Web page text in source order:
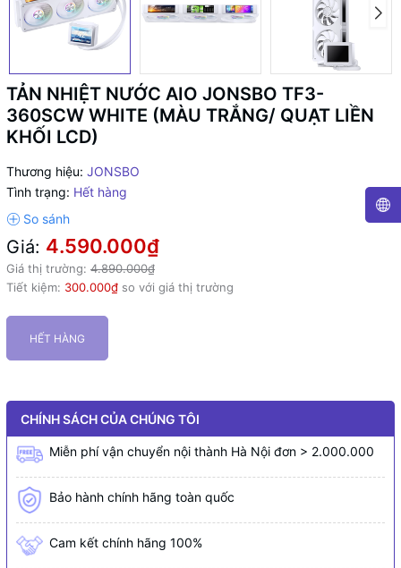
TẢN NHIỆT NƯỚC AIO JONSBO TF3-
360SCW WHITE (MÀU TRẮNG/ QUẠT LIỀN
KHỐI LCD)
Thương hiệu: JONSBO
Tình trạng: Hết hàng
Giá: 4.590.000₫
Giá thị trường: 4.890.000₫
Tiết kiệm: 300.000₫ so với giá thị trường
HẾT HÀNG
CHÍNH SÁCH CỦA CHÚNG TÔI
Miễn phí vận chuyển nội thành Hà Nội đơn > 2.000.000
Bảo hành chính hãng toàn quốc
Cam kết chính hãng 100%